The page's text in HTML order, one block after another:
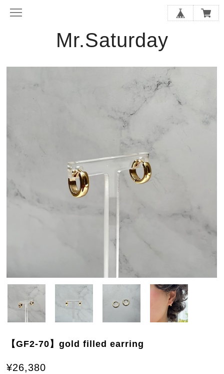
Mr.Saturday
【GF2-70】gold filled earring
¥26,380